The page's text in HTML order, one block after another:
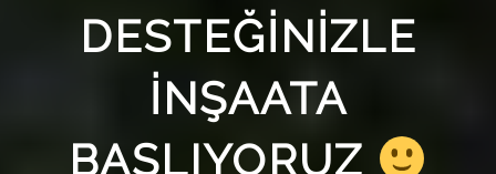
DESTEĞİNİZLE
İNŞAATA
BAŞLIYORUZ